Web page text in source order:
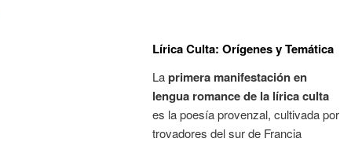
Lírica Culta: Orígenes y Temática
Laprimera manifestación en
lengua romance de la lírica culta
es la poesía provenzal, cultivada por
trovadores del sur de Francia